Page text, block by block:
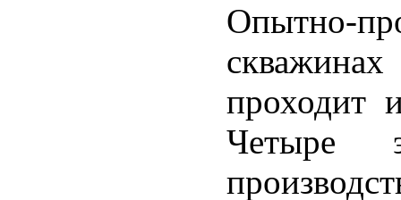
Опытно-
проходит
Четыре